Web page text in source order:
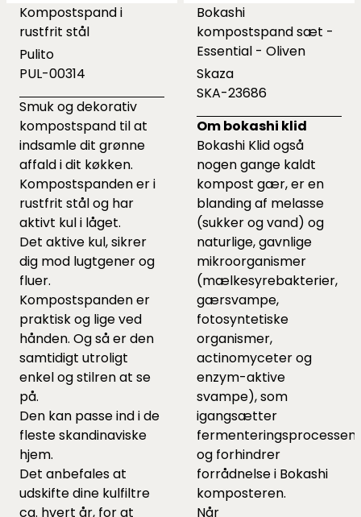
Kompostspand i
rustfrit stål
Pulito
PUL-00314
Smuk og dekorativ
kompostspand til at
indsamle dit grønne
affald i dit køkken.
Kompostspanden er i
rustfrit stål og har
aktivt kul i låget.
Det aktive kul, sikrer
dig mod lugtgener og
fluer.
Kompostspanden er
praktisk og lige ved
hånden. Og så er den
samtidigt utroligt
enkel og stilren at se
på.
Den kan passe ind i de
fleste skandinaviske
hjem.
Det anbefales at
udskifte dine kulfiltre
ca. hvert år, for at
Bokashi
kompostspand sæt -
Essential - Oliven
Skaza
SKA-23686
Om bokashi klid
Bokashi Klid også
nogen gange kaldt
kompost gær, er en
blanding af melasse
(sukker og vand) og
naturlige, gavnlige
mikroorganismer
(mælkesyrebakterier,
gærsvampe,
fotosyntetiske
organismer,
actinomyceter og
enzym-aktive
svampe), som
igangsætter
fermenteringsprocessen
og forhindrer
forrådnelse i Bokashi
komposteren.
Når